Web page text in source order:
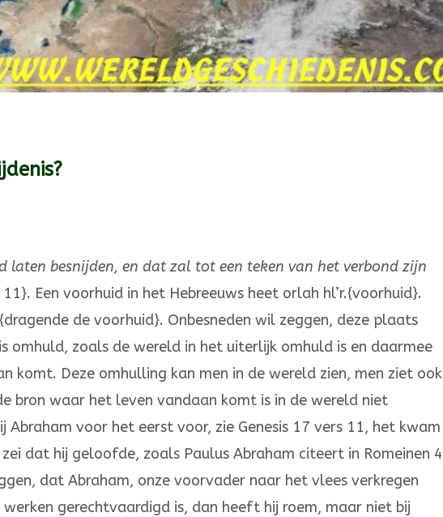
laten besnijden, en dat zal tot een teken van het verbond zijn
11}. Een voorhuid in het Hebreeuws heet orlah hl’r.{voorhuid}.
de voorhuid}. Onbesneden wil zeggen, deze plaats
omhuld, zoals de wereld in het uiterlijk omhuld is en daarmee
komt. Deze omhulling kan men in de wereld zien, men ziet ook
bron waar het leven vandaan komt is in de wereld niet
Abraham voor het eerst voor, zie Genesis 17 vers 11, het kwam
dat hij geloofde, zoals Paulus Abraham citeert in Romeinen 4
dat Abraham, onze voorvader naar het vlees verkregen
gerechtvaardigd is, dan heeft hij roem, maar niet bij